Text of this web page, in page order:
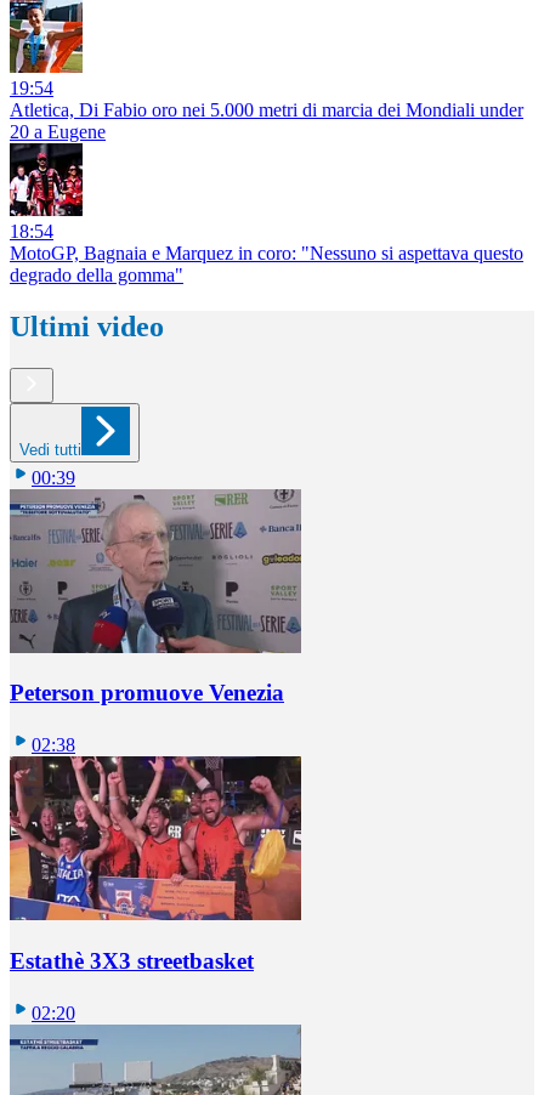
19:54
Atletica, Di Fabio oro nei 5.000 metri di marcia dei Mondiali under
20 a Eugene
18:54
MotoGP, Bagnaia e Marquez in coro: "Nessuno si aspettava questo
degrado della gomma"
Ultimi video
Vedi tutti
00:39
Peterson promuove Venezia
02:38
Estathè 3X3 streetbasket
02:20